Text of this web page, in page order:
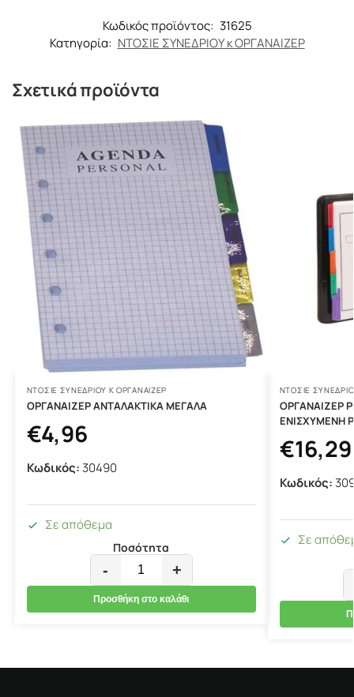
Κωδικός προϊόντος: 31625
Κατηγορία: ΝΤΟΣΙΕ ΣΥΝΕΔΡΙΟΥ κ ΟΡΓΑΝΑΙΖΕΡ
Σχετικά προϊόντα
ΝΤΟΣΙΕ ΣΥΝΕΔΡΙΟΥ Κ ΟΡΓΑΝΑΙΖΕΡ
ΟΡΓΑΝΑΙΖΕΡ ΑΝΤΑΛΑΚΤΙΚΑ ΜΕΓΑΛΑ
€4,96
Κωδικός: 30490
Σε απόθεμα
Ποσότητα
- +
Προσθήκη στο καλάθι
ΝΤΟΣΙΕ
ΟΡΓΑΝΑΙΖΕΡ
ΕΝΙΣΧΥΜΕΝΗ
€16,29
Κωδικός:
Σε